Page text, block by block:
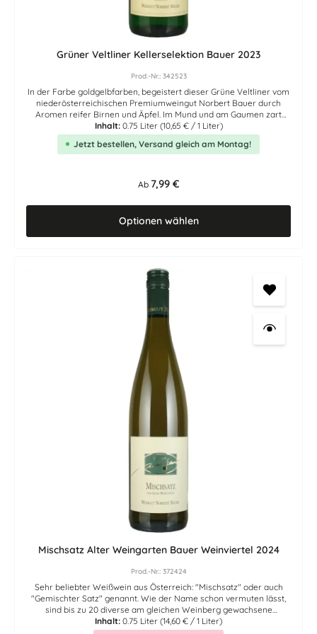
Grüner Veltliner Kellerselektion Bauer 2023
Prod.-Nr.: 342523
In der Farbe goldgelbfarben, begeistert dieser Grüne Veltliner vom
niederösterreichischen Premiumweingut Norbert Bauer durch
Aromen reifer Birnen und Äpfel. Im Mund und am Gaumen zart
pfeffrig mit schöner Frische sowie Zitrus- und Steinobstaromen. Im
Abgang viel Frucht und Länge. Wunderbarer, unkomplizierter
Grüner Veltliner Weißwein aus dem österreichischen Weinviertel.
Inhalt: 0.75 Liter (10,65 € / 1 Liter)
Jetzt bestellen, Versand gleich am Montag!
Regulärer Preis:
Ab 7,99 €
Optionen wählen
Mischsatz Alter Weingarten Bauer Weinviertel 2024
Prod.-Nr.: 372424
Sehr beliebter Weißwein aus Österreich: "Mischsatz" oder auch
"Gemischter Satz" genannt. Wie der Name schon vermuten lässt,
sind bis zu 20 diverse am gleichen Weinberg gewachsene
Rebsorten in diesem frisch fruchtigen Weißwein zu finden. Diese
Art des Anbaus findet sich typischerweise im Großraum Wien
Inhalt: 0.75 Liter (14,60 € / 1 Liter)